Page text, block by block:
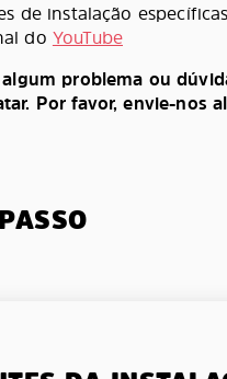
de instalação
do YouTube
problema ou
Por favor, envie-nos